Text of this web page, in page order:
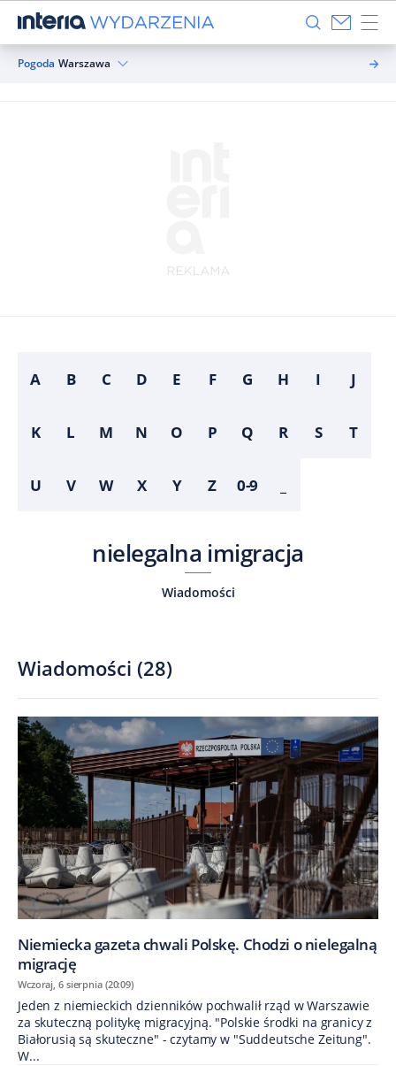
Pogoda Warszawa
A B C D E F G H I J
K L M N O P Q R S T
U V W X Y Z 0-9
nielegalna imigracja
Wiadomości
Wiadomości (28)
Niemiecka gazeta chwali Polskę. Chodzi o nielegalną
migrację
Wczoraj, 6 sierpnia (20:09)
Jeden z niemieckich dzienników pochwalił rząd w Warszawie
za skuteczną politykę migracyjną. "Polskie środki na granicy z
Białorusią są skuteczne" - czytamy w "Suddeutsche Zeitung".
W...